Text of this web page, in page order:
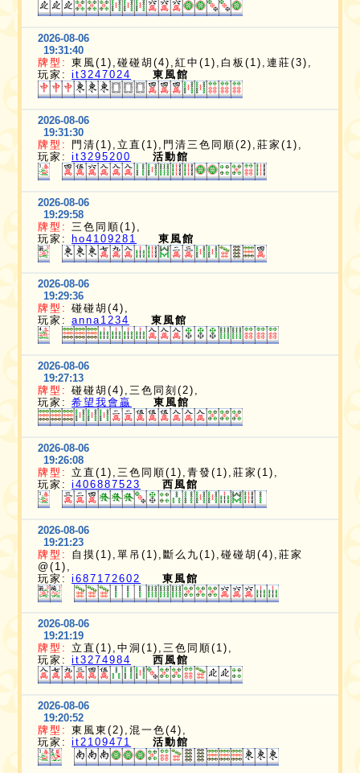
2026-08-06
19:31:40
牌型:
東風(1),碰碰胡(4),紅中(1),白板(1),連莊(3),
玩家:it3247024 東風館
2026-08-06
19:31:30
牌型:
門清(1),立直(1),門清三色同順(2),莊家(1),
玩家:it3295200 活動館
2026-08-06
19:29:58
牌型:
三色同順(1),
玩家:ho4109281 東風館
2026-08-06
19:29:36
牌型:
碰碰胡(4),
玩家:anna1234 東風館
2026-08-06
19:27:13
牌型:
碰碰胡(4),三色同刻(2),
玩家:希望我會贏 東風館
2026-08-06
19:26:08
牌型:
立直(1),三色同順(1),青發(1),莊家(1),
玩家:i406887523 西風館
2026-08-06
19:21:23
牌型:
自摸(1),單吊(1),斷么九(1),碰碰胡(4),莊家
@(1),
玩家:i687172602 東風館
2026-08-06
19:21:19
牌型:
立直(1),中洞(1),三色同順(1),
玩家:it3274984 西風館
2026-08-06
19:20:52
牌型:
東風東(2),混一色(4),
玩家:it2109471 活動館